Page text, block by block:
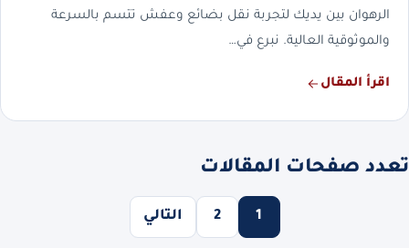
الرهوان بين يديك لتجربة نقل بضائع وعفش تتسم بالسرعة
والموثوقية العالية. نبرع في…
اقرأ المقال
تعدد صفحات المقالات
1
2 التالي